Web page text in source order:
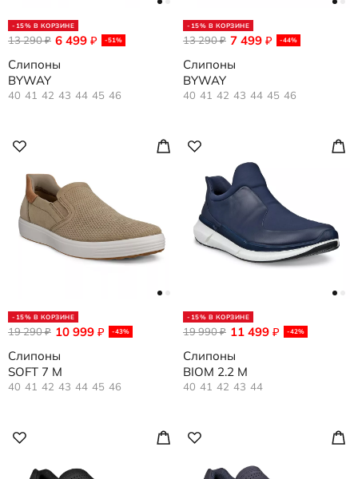
-15% В КОРЗИНЕ
6 499 ₽ -51%
13 290₽
Слипоны
BYWAY
40 41 42 43 44 45 46
-15% В КОРЗИНЕ
7 499 ₽ -44%
13 290₽
Слипоны
BYWAY
40 41 42 43 44 45 46
-15% В КОРЗИНЕ
10 999 ₽ -43%
19 290₽
Слипоны
SOFT 7 M
40 41 42 43 44 45 46
-15% В КОРЗИНЕ
11 499 ₽ -42%
19 990₽
Слипоны
BIOM 2.2 M
40 41 42 43 44